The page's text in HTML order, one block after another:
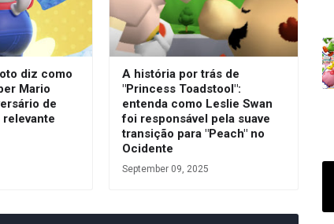
diz como
Mario
de
relevante
A história por trás de
"Princess Toadstool":
entenda como Leslie Swan
foi responsável pela suave
transição para "Peach" no
Ocidente
September 09, 2025